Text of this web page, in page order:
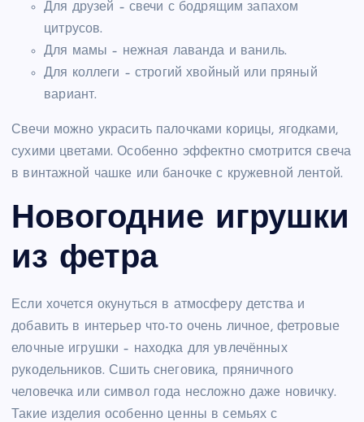
Для друзей – свечи с бодрящим запахом
цитрусов.
Для мамы – нежная лаванда и ваниль.
Для коллеги – строгий хвойный или пряный
вариант.
Свечи можно украсить палочками корицы, ягодками,
сухими цветами. Особенно эффектно смотрится свеча
в винтажной чашке или баночке с кружевной лентой.
Новогодние игрушки
из фетра
Если хочется окунуться в атмосферу детства и
добавить в интерьер что-то очень личное, фетровые
елочные игрушки – находка для увлечённых
рукодельников. Сшить снеговика, пряничного
человечка или символ года несложно даже новичку.
Такие изделия особенно ценны в семьях с